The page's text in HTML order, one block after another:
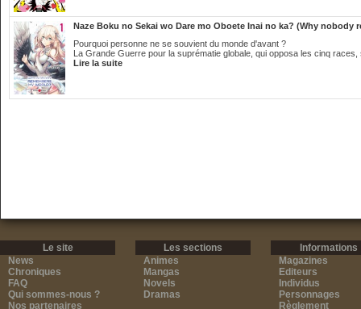
Naze Boku no Sekai wo Dare mo Oboete Inai no ka? (Why nobody
Pourquoi personne ne se souvient du monde d'avant ?
La Grande Guerre pour la suprématie globale, qui opposa les cinq
Lire la suite
Le site
News
Chroniques
FAQ
Qui sommes-nous ?
Nos partenaires
Les sections
Animes
Mangas
Novels
Dramas
Informations
Magazines
Editeurs
Individus
Personnages
Règlement